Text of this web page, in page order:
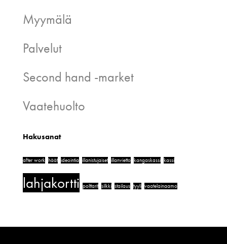
Myymälä
Palvelut
Second hand -market
Vaatehuolto
Hakusanat
after work häät ideointia illanistujaiset illanvietto kangaskassi kassi
lahjakortti polttarit silkki stailaus tyyli vaatelainaamo